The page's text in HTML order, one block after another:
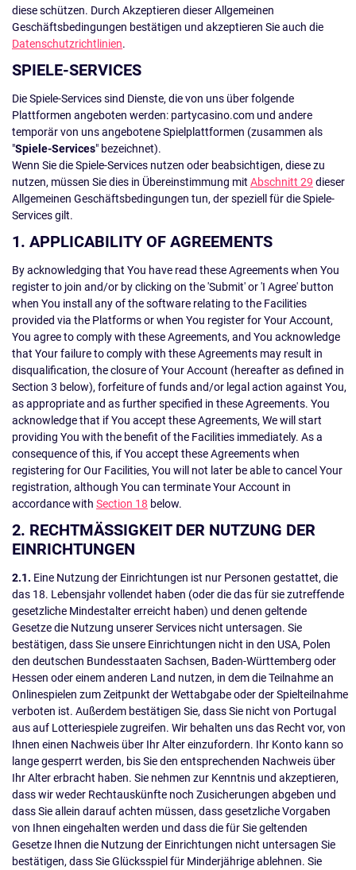
diese schützen. Durch Akzeptieren dieser Allgemeinen
Geschäftsbedingungen bestätigen und akzeptieren Sie auch die
Datenschutzrichtlinien.
SPIELE-SERVICES
Die Spiele-Services sind Dienste, die von uns über folgende
Plattformen angeboten werden: partycasino.com und andere
temporär von uns angebotene Spielplattformen (zusammen als
"Spiele-Services" bezeichnet).
Wenn Sie die Spiele-Services nutzen oder beabsichtigen, diese zu
nutzen, müssen Sie dies in Übereinstimmung mit Abschnitt 29 dieser
Allgemeinen Geschäftsbedingungen tun, der speziell für die Spiele-
Services gilt.
1. APPLICABILITY OF AGREEMENTS
By acknowledging that You have read these Agreements when You
register to join and/or by clicking on the 'Submit' or 'I Agree' button
when You install any of the software relating to the Facilities
provided via the Platforms or when You register for Your Account,
You agree to comply with these Agreements, and You acknowledge
that Your failure to comply with these Agreements may result in
disqualification, the closure of Your Account (hereafter as defined in
Section 3 below), forfeiture of funds and/or legal action against You,
as appropriate and as further specified in these Agreements. You
acknowledge that if You accept these Agreements, We will start
providing You with the benefit of the Facilities immediately. As a
consequence of this, if You accept these Agreements when
registering for Our Facilities, You will not later be able to cancel Your
registration, although You can terminate Your Account in
accordance with Section 18 below.
2. RECHTMÄSSIGKEIT DER NUTZUNG DER
EINRICHTUNGEN
2.1. Eine Nutzung der Einrichtungen ist nur Personen gestattet, die
das 18. Lebensjahr vollendet haben (oder die das für sie zutreffende
gesetzliche Mindestalter erreicht haben) und denen geltende
Gesetze die Nutzung unserer Services nicht untersagen. Sie
bestätigen, dass Sie unsere Einrichtungen nicht in den USA, Polen
den deutschen Bundesstaaten Sachsen, Baden-Württemberg oder
Hessen oder einem anderen Land nutzen, in dem die Teilnahme an
Onlinespielen zum Zeitpunkt der Wettabgabe oder der Spielteilnahme
verboten ist. Außerdem bestätigen Sie, dass Sie nicht von Portugal
aus auf Lotteriespiele zugreifen. Wir behalten uns das Recht vor, von
Ihnen einen Nachweis über Ihr Alter einzufordern. Ihr Konto kann so
lange gesperrt werden, bis Sie den entsprechenden Nachweis über
Ihr Alter erbracht haben. Sie nehmen zur Kenntnis und akzeptieren,
dass wir weder Rechtauskünfte noch Zusicherungen abgeben und
dass Sie allein darauf achten müssen, dass gesetzliche Vorgaben
von Ihnen eingehalten werden und dass die für Sie geltenden
Gesetze Ihnen die Nutzung der Einrichtungen nicht untersagen Sie
bestätigen, dass Sie Glücksspiel für Minderjährige ablehnen. Sie